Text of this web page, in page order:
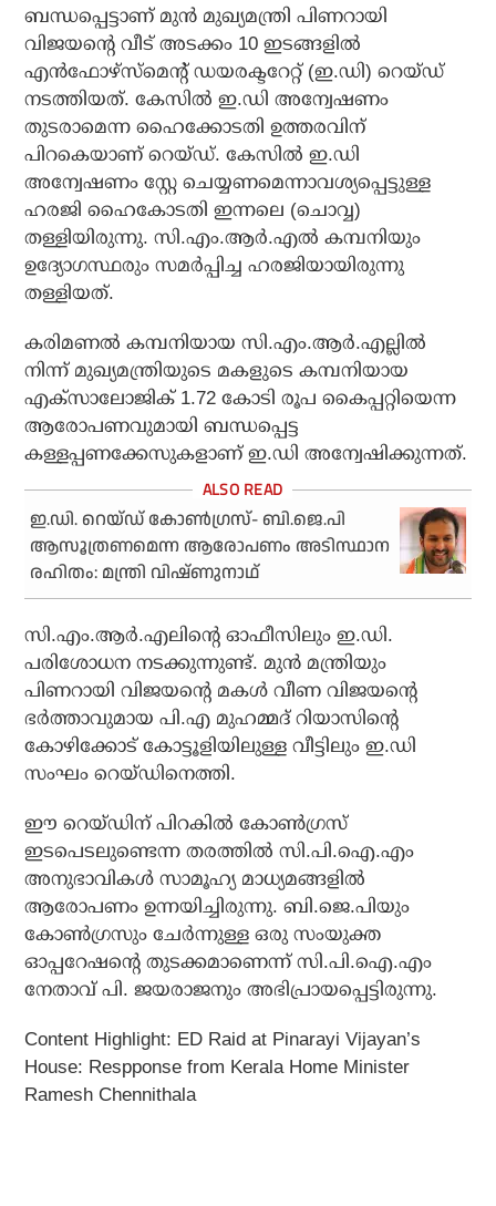
ബന്ധപ്പെട്ടാണ് മുന്‍ മുഖ്യമന്ത്രി പിണറായി
വിജയന്റെ വീട് അടക്കം 10 ഇടങ്ങളില്‍
എന്‍ഫോഴ്‌സ്‌മെന്റ് ഡയരക്ടറേറ്റ് (ഇ.ഡി) റെയ്ഡ്
നടത്തിയത്. കേസില്‍ ഇ.ഡി അന്വേഷണം
തുടരാമെന്ന ഹൈക്കോടതി ഉത്തരവിന്
പിറകെയാണ് റെയ്ഡ്. കേസില്‍ ഇ.ഡി
അന്വേഷണം സ്റ്റേ ചെയ്യണമെന്നാവശ്യപ്പെട്ടുള്ള
ഹരജി ഹൈകോടതി ഇന്നലെ (ചൊവ്വ)
തള്ളിയിരുന്നു. സി.എം.ആര്‍.എല്‍ കമ്പനിയും
ഉദ്യോഗസ്ഥരും സമര്‍പ്പിച്ച ഹരജിയായിരുന്നു
തള്ളിയത്.
കരിമണല്‍ കമ്പനിയായ സി.എം.ആര്‍.എല്ലില്‍
നിന്ന് മുഖ്യമന്ത്രിയുടെ മകളുടെ കമ്പനിയായ
എക്സാലോജിക് 1.72 കോടി രൂപ കൈപ്പറ്റിയെന്ന
ആരോപണവുമായി ബന്ധപ്പെട്ട
കള്ളപ്പണക്കേസുകളാണ് ഇ.ഡി അന്വേഷിക്കുന്നത്.
ഇ.ഡി. റെയ്ഡ് കോണ്‍ഗ്രസ്- ബി.ജെ.പി
ആസൂത്രണമെന്ന ആരോപണം അടിസ്ഥാന
രഹിതം: മന്ത്രി വിഷ്ണുനാഥ്
സി.എം.ആര്‍.എലിന്റെ ഓഫീസിലും ഇ.ഡി.
പരിശോധന നടക്കുന്നുണ്ട്. മുന്‍ മന്ത്രിയും
പിണറായി വിജയന്റെ മകള്‍ വീണ വിജയന്റെ
ഭര്‍ത്താവുമായ പി.എ മുഹമ്മദ് റിയാസിന്റെ
കോഴിക്കോട് കോട്ടൂളിയിലുള്ള വീട്ടിലും ഇ.ഡി
സംഘം റെയ്ഡിനെത്തി.
ഈ റെയ്ഡിന് പിറകില്‍ കോണ്‍ഗ്രസ്
ഇടപെടലുണ്ടെന്ന തരത്തില്‍ സി.പി.ഐ.എം
അനുഭാവികള്‍ സാമൂഹ്യ മാധ്യമങ്ങളില്‍
ആരോപണം ഉന്നയിച്ചിരുന്നു. ബി.ജെ.പിയും
കോണ്‍ഗ്രസും ചേര്‍ന്നുള്ള ഒരു സംയുക്ത
ഓപ്പറേഷന്റെ തുടക്കമാണെന്ന് സി.പി.ഐ.എം
നേതാവ് പി. ജയരാജനും അഭിപ്രായപ്പെട്ടിരുന്നു.
Content Highlight: ED Raid at Pinarayi Vijayan’s
House: Respponse from Kerala Home Minister
Ramesh Chennithala